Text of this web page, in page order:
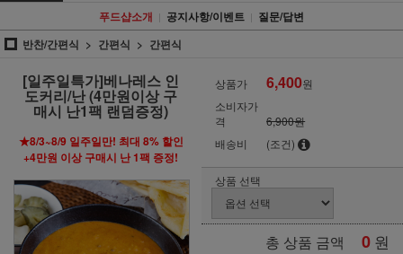
푸드샵소개 | 공지사항/이벤트 | 질문/답변
반찬/간편식
간편식 간편식
[일주일특가]베나레스 인
도커리/난 (4만원이상 구
매시 난1팩 랜덤증정)
★8/3~8/9 일주일만! 최대 8% 할인
+4만원 이상 구매시 난 1팩 증정!
상품가 6,400원
소비자가
격
6,900원
배송비
(조건)
상품 선택
총 상품 금액 0 원